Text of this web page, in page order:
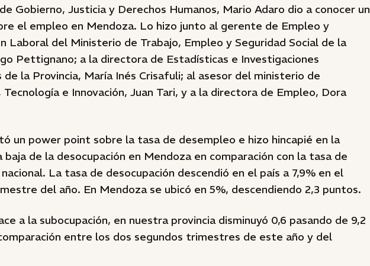
Gobierno, Justicia y Derechos Humanos, Mario Adaro dio a conocer un
el empleo en Mendoza. Lo hizo junto al gerente de Empleo y
Laboral del Ministerio de Trabajo, Empleo y Seguridad Social de la
Pettignano; a la directora de Estadísticas e Investigaciones
de la Provincia, María Inés Crisafuli; al asesor del ministerio de
Tecnología e Innovación, Juan Tari, y a la directora de Empleo, Dora
un power point sobre la tasa de desempleo e hizo hincapié en la
baja de la desocupación en Mendoza en comparación con la tasa de
La tasa de desocupación descendió en el país a 7,9% en el
del año. En Mendoza se ubicó en 5%, descendiendo 2,3 puntos.
a la subocupación, en nuestra provincia disminuyó 0,6 pasando de 9,2
entre los dos segundos trimestres de este año y del